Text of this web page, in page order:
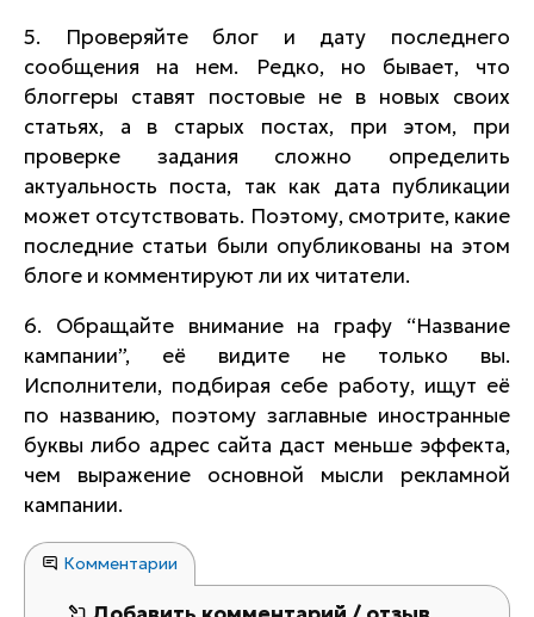
5. Проверяйте блог и дату последнего
сообщения на нем. Редко, но бывает, что
блоггеры ставят постовые не в новых своих
статьях, а в старых постах, при этом, при
проверке задания сложно определить
актуальность поста, так как дата публикации
может отсутствовать. Поэтому, смотрите, какие
последние статьи были опубликованы на этом
блоге и комментируют ли их читатели.
6. Обращайте внимание на графу “Название
кампании”, её видите не только вы.
Исполнители, подбирая себе работу, ищут её
по названию, поэтому заглавные иностранные
буквы либо адрес сайта даст меньше эффекта,
чем выражение основной мысли рекламной
кампании.
Комментарии